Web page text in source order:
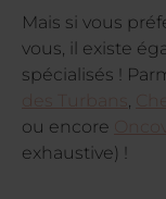
Mais si vous
vous, il existe
spécialisés !
des Turbans ,
ou encore
exhaustive) !